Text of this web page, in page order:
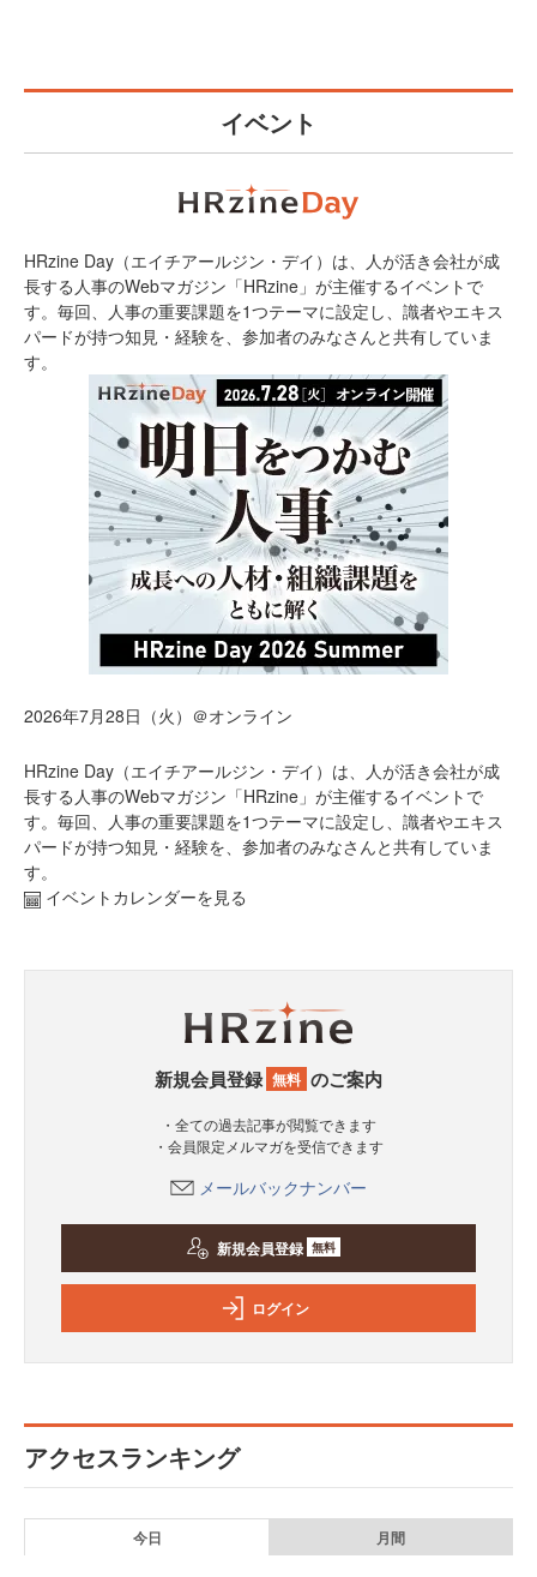
イベント
HRzine Day（エイチアールジン・デイ）は、人が活き会社が成
長する人事のWebマガジン「HRzine」が主催するイベントで
す。毎回、人事の重要課題を1つテーマに設定し、識者やエキス
パードが持つ知見・経験を、参加者のみなさんと共有していま
す。
2026年7月28日（火）＠オンライン
HRzine Day（エイチアールジン・デイ）は、人が活き会社が成
長する人事のWebマガジン「HRzine」が主催するイベントで
す。毎回、人事の重要課題を1つテーマに設定し、識者やエキス
パードが持つ知見・経験を、参加者のみなさんと共有していま
す。
イベントカレンダーを見る
新規会員登録 無料 のご案内
・全ての過去記事が閲覧できます
・会員限定メルマガを受信できます
メールバックナンバー
新規会員登録 無料
ログイン
アクセスランキング
今日 月間